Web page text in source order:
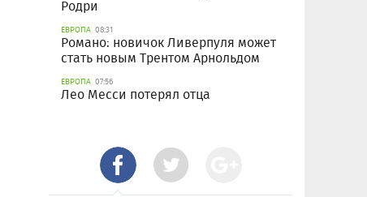
Родри
ЕВРОПА 08:31
Романо: новичок Ливерпуля может
стать новым Трентом Арнольдом
ЕВРОПА 07:56
Лео Месси потерял отца